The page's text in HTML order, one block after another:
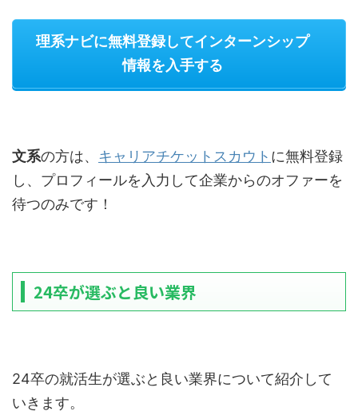
理系ナビに無料登録してインターンシップ
情報を入手する
文系の方は、 キャリアチケットスカウト に無料登録
し、プロフィールを入力して企業からのオファーを
待つのみです！
24卒が選ぶと良い業界
24卒の就活生が選ぶと良い業界について紹介して
いきます。